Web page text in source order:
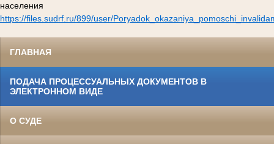
населения
https://files.sudrf.ru/899/user/
ГЛАВНАЯ
ПОДАЧА ПРОЦЕССУАЛЬНЫХ ДОКУМЕНТОВ В
ЭЛЕКТРОННОМ ВИДЕ
О СУДЕ